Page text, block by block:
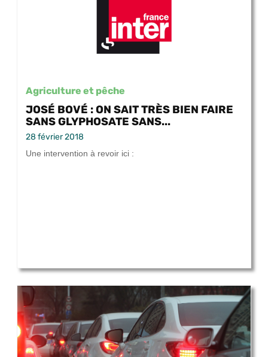
Agriculture et pêche
JOSÉ BOVÉ : ON SAIT TRÈS BIEN FAIRE
SANS GLYPHOSATE SANS...
28 février 2018
Une intervention à revoir ici :